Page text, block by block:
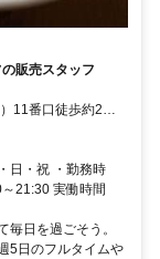
販売スタッフ
11番口徒歩約2
神本線 梅田（阪神
日・祝 ・勤務時
21:30 実働時間
日を過ごそう。
5日のフルタイムや